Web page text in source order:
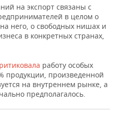
на экспорт связаны с
в целом о
него, о свободных нишах и
в конкретных странах,
работу особых
продукции, произведенной
на внутреннем рынке, а
предполагалось.